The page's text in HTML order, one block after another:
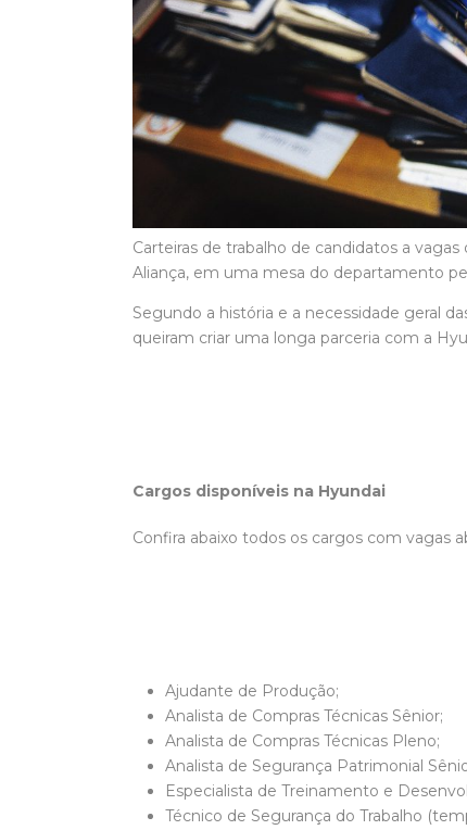
Carteiras de trabalho de candidatos a
Aliança, em uma mesa do departamento
Segundo a história e a necessidade geral
queiram criar uma longa parceria com a
Cargos disponíveis na Hyundai
Confira abaixo todos os cargos com vagas
Ajudante de Produção;
Analista de Compras Técnicas Sênior;
Analista de Compras Técnicas Pleno;
Analista de Segurança Patrimonial
Especialista de Treinamento e
Técnico de Segurança do Trabalho